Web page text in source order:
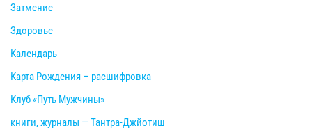
Затмение
Здоровье
Календарь
Карта Рождения – расшифровка
Клуб «Путь Мужчины»
книги, журналы — Тантра-Джйотиш